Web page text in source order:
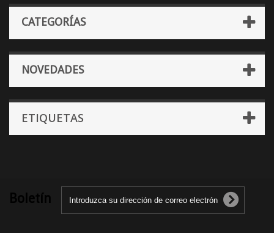
CATEGORÍAS
NOVEDADES
ETIQUETAS
Boletín